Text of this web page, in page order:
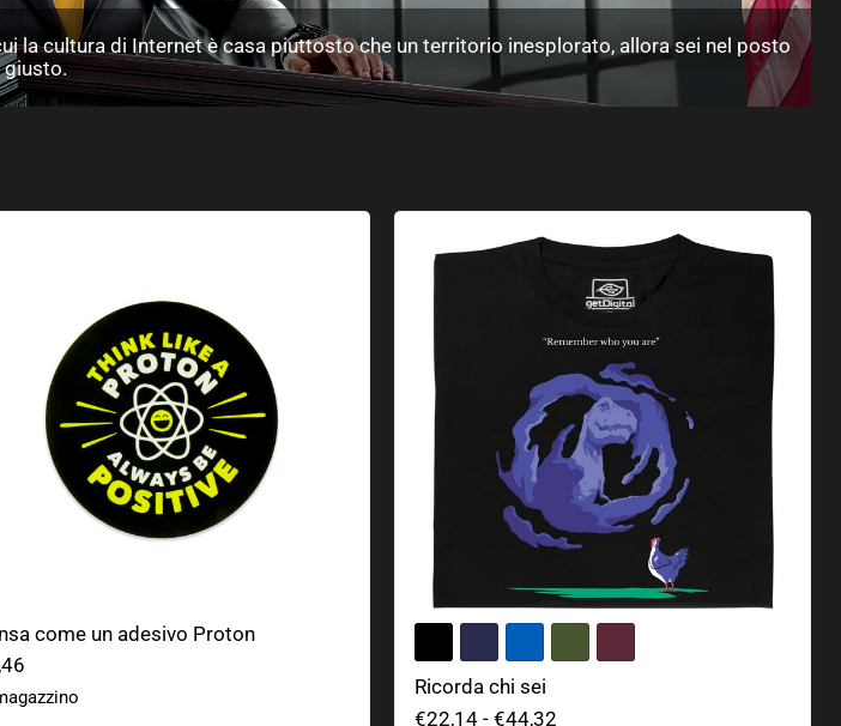
la cultura di Internet è casa piuttosto che un territorio inesplorato, allora sei nel posto
giusto.
come un adesivo Proton
Ricorda chi sei
Ricorda chi sei
€22,14- €44,32